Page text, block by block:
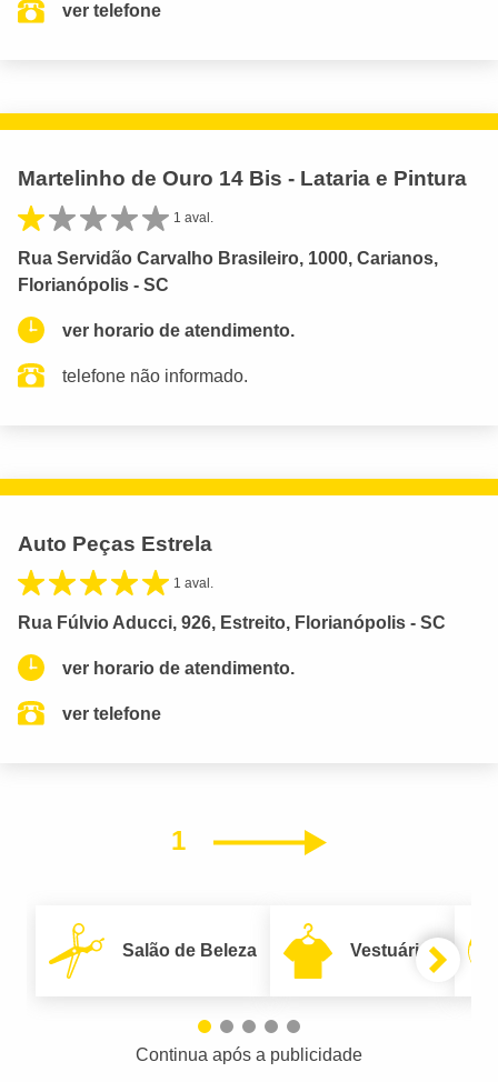
ver telefone
Martelinho de Ouro 14 Bis - Lataria e Pintura
1 aval.
Rua Servidão Carvalho Brasileiro, 1000, Carianos,
Florianópolis - SC
ver horario de atendimento.
telefone não informado.
Auto Peças Estrela
1 aval.
Rua Fúlvio Aducci, 926, Estreito, Florianópolis - SC
ver horario de atendimento.
ver telefone
1 Próximo
Salão de Beleza Vestuário
Continua após a publicidade